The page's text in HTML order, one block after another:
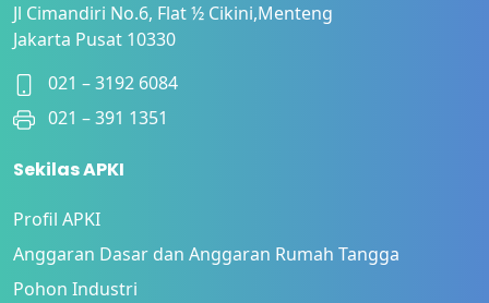
Jl Cimandiri No.6, Flat ½ Cikini,Menteng
Jakarta Pusat 10330
021 – 3192 6084
021 – 391 1351
Sekilas APKI
Profil APKI
Anggaran Dasar dan Anggaran Rumah Tangga
Pohon Industri